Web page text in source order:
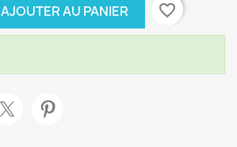
AJOUTER AU PANIER favorite_border